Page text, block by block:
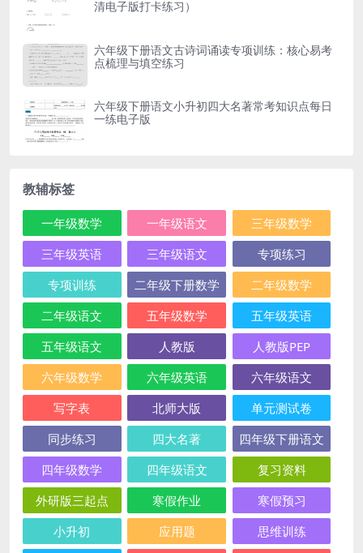
清电子版打卡练习）
六年级下册语文古诗词诵读专项训练：核心易考
点梳理与填空练习
六年级下册语文小升初四大名著常考知识点每日
一练电子版
教辅标签
一年级数学 一年级语文
三年级数学
三年级英语
三年级语文
专项练习
专项训练
二年级下册数学
二年级数学
二年级语文
五年级数学
五年级英语
五年级语文
人教版
人教版PEP
六年级数学
六年级英语
六年级语文
写字表
北师大版
单元测试卷
同步练习
四大名著
四年级下册语文
四年级数学
四年级语文
复习资料
外研版三起点
寒假作业
寒假预习
小升初
应用题 思维训练